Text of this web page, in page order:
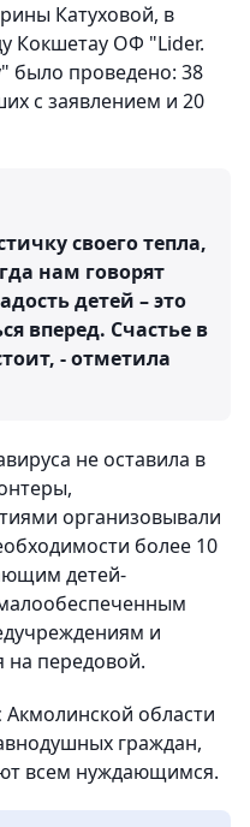
Катуховой, в
Кокшетау ОФ "Lider.
было проведено: 38
с заявлением и 20
своего тепла,
нам говорят
детей – это
вперед. Счастье в
- отметила
не оставила в
организовывали
более 10
детей-
и
на передовой.
Акмолинской области
граждан,
всем нуждающимся.